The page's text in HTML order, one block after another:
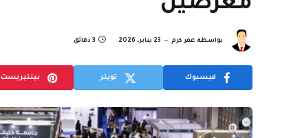
بواسطة عمر كرم 23 يناير، 2026 3 دقائق
فيسبوك تويتر بينتيريست